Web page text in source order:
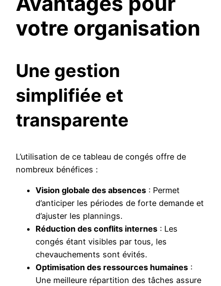
votre organisation
Une gestion
simplifiée et
transparente
L’utilisation de ce tableau de congés offre de
nombreux bénéfices :
Vision globale des absences : Permet
d’anticiper les périodes de forte demande et
d’ajuster les plannings.
Réduction des conflits internes : Les
congés étant visibles par tous, les
chevauchements sont évités.
Optimisation des ressources humaines :
Une meilleure répartition des tâches assure